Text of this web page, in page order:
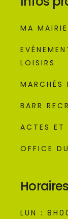
MA MAIRIE
LOISIRS
MARCHÉS
BARR
ACTES ET
OFFICE
Horaires
LUN :